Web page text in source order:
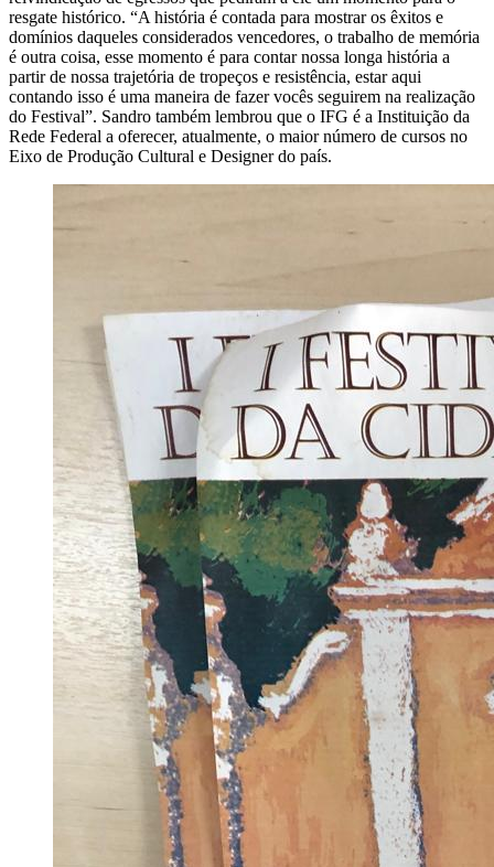
resgate histórico. “A história é contada para mostrar os êxitos e
domínios daqueles considerados vencedores, o trabalho de memória
é outra coisa, esse momento é para contar nossa longa história a
partir de nossa trajetória de tropeços e resistência, estar aqui
contando isso é uma maneira de fazer vocês seguirem na realização
do Festival”. Sandro também lembrou que o IFG é a Instituição da
Rede Federal a oferecer, atualmente, o maior número de cursos no
Eixo de Produção Cultural e Designer do país.